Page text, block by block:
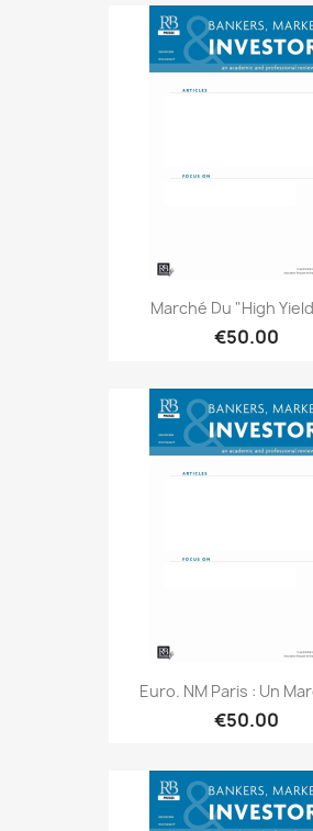
Marché Du "high
€50.00
Euro. NM Paris : Un
€50.00